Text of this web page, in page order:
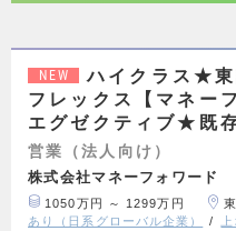
NEW
ハイクラス★
フレックス【マネー
エグゼクティブ★既
営業（法人向け）
株式会社マネーフォワード
1050万円 ～ 1299万円
あり（日系グローバル企業）